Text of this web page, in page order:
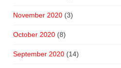
November 2020(3)
October 2020(8)
September 2020(14)